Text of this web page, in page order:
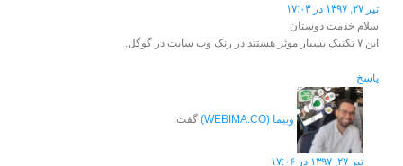
تیر ۲۷, ۱۳۹۷ در ۱۷:۰۳
سلام خدمت دوستان
این ۷ تکنیک بسیار موثر هستند در رنک وب سایت در گوگل.
پاسخ
وبیما (WEBIMA.CO) گفت:
تیر ۲۷, ۱۳۹۷ در ۱۷:۰۶